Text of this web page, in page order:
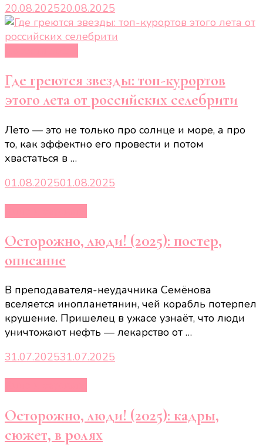
20.08.202520.08.2025
Где греются звезды: топ-курортов
этого лета от российских селебрити
Лето — это не только про солнце и море, а про
то, как эффектно его провести и потом
хвастаться в …
01.08.202501.08.2025
Осторожно, люди! (2025): постер,
описание
В преподавателя-неудачника Семёнова
вселяется инопланетянин, чей корабль потерпел
крушение. Пришелец в ужасе узнаёт, что люди
уничтожают нефть — лекарство от …
31.07.202531.07.2025
Осторожно, люди! (2025): кадры,
сюжет, в ролях